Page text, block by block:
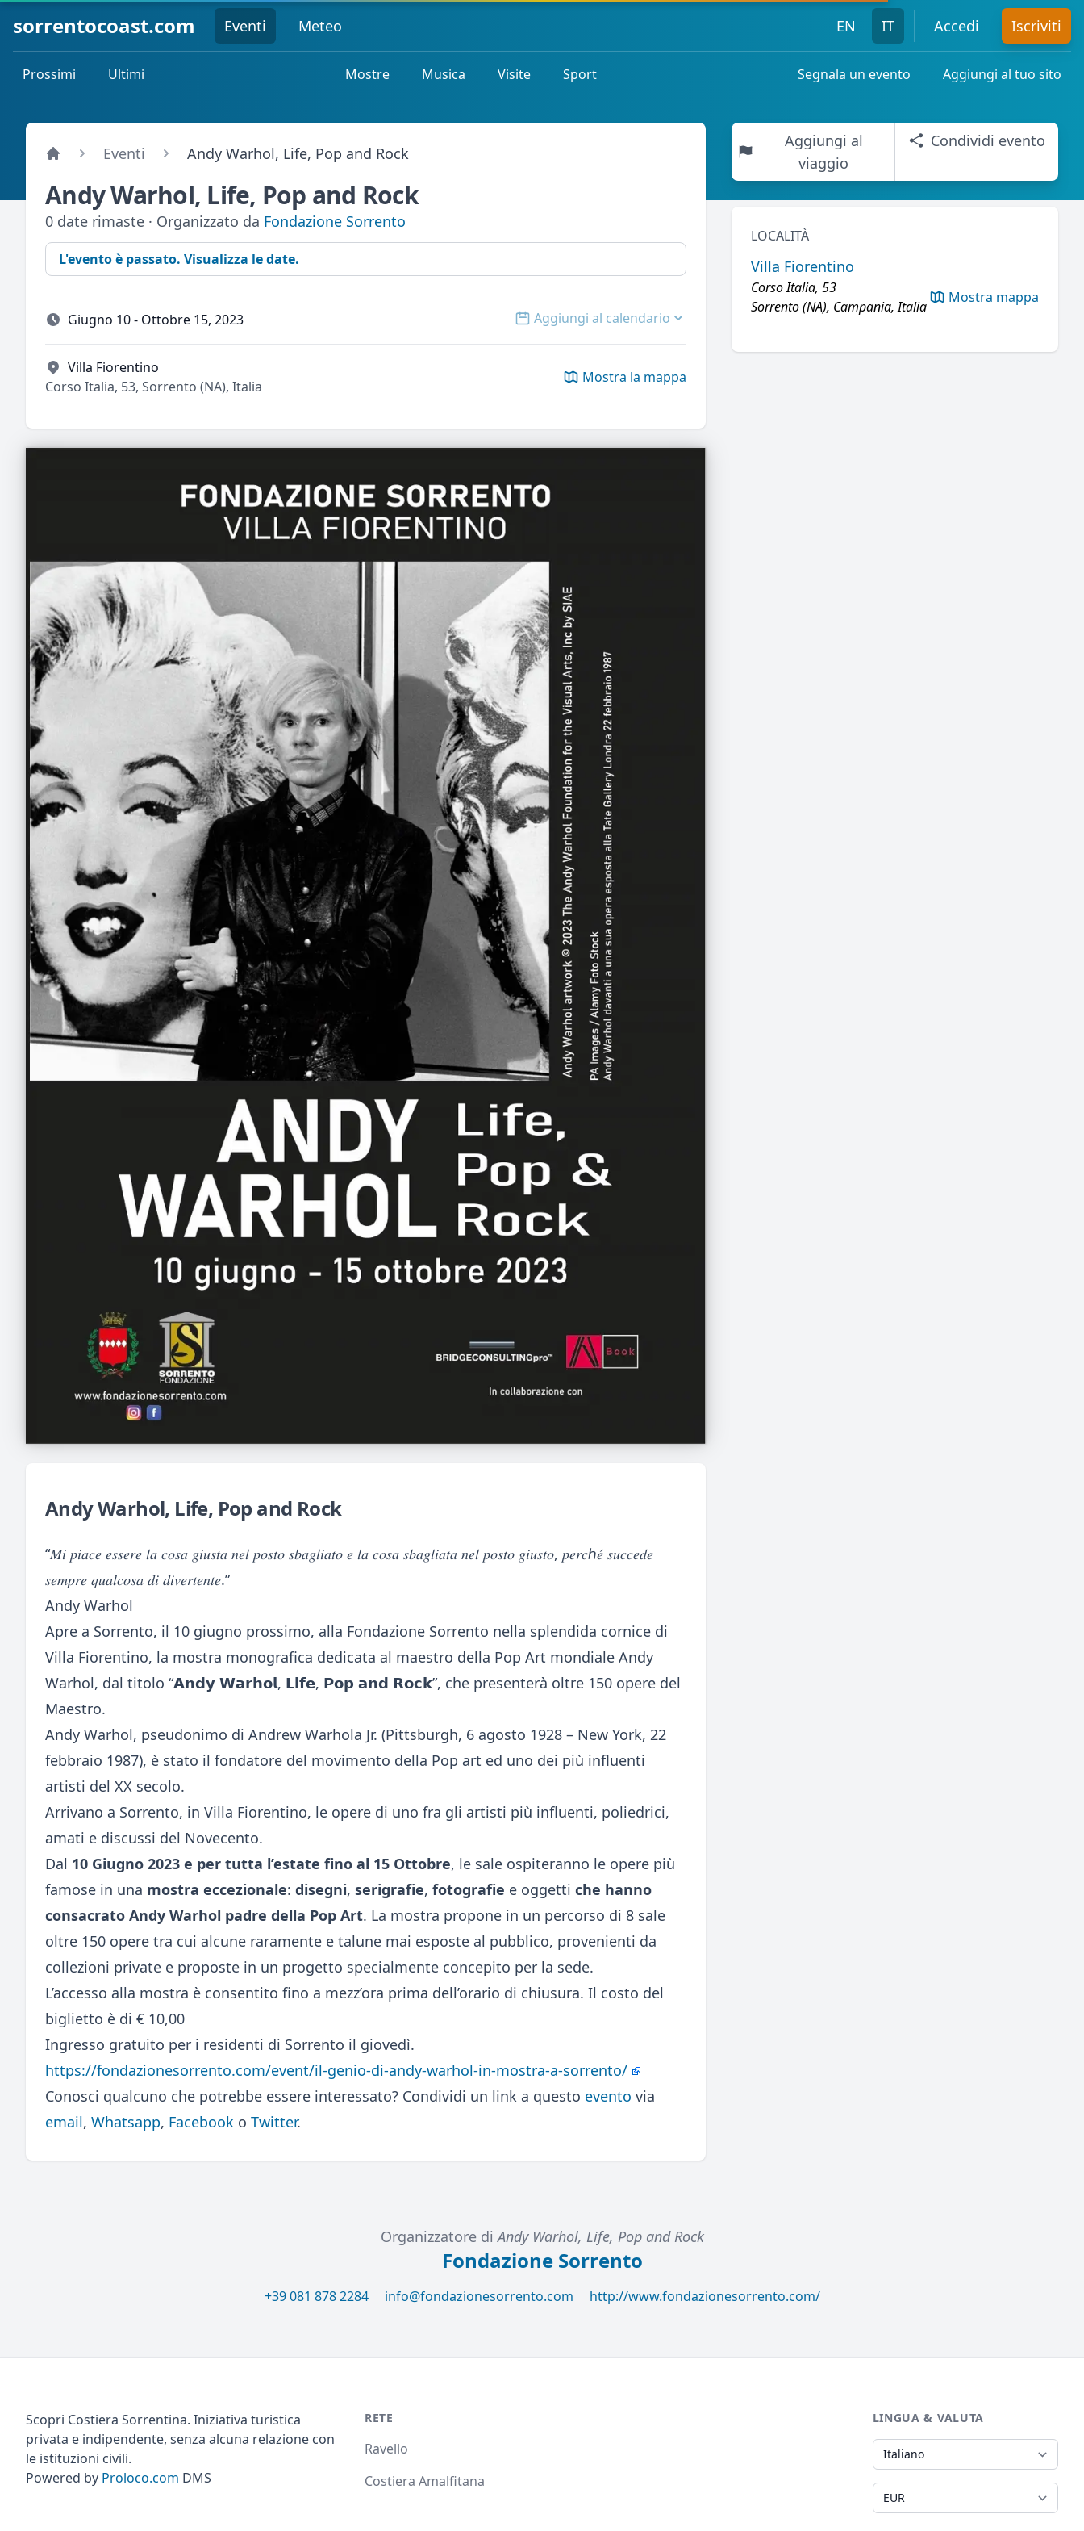
sorrentocoast.com Eventi Meteo EN IT Accedi Iscriviti
Prossimi Ultimi Mostre Musica Visite Sport Segnala un evento Aggiungi al tuo sito
Eventi Andy Warhol, Life, Pop and Rock
Andy Warhol, Life, Pop and Rock
0 date rimaste · Organizzato da Fondazione Sorrento
L'evento è passato. Visualizza le date.
Giugno 10 - Ottobre 15, 2023 Open options
Aggiungi al calendario
Villa Fiorentino
Corso Italia, 53, Sorrento (NA), Italia
Mostra la mappa
Andy Warhol, Life, Pop and Rock
“𝑀𝑖 𝑝𝑖𝑎𝑐𝑒 𝑒𝑠𝑠𝑒𝑟𝑒 𝑙𝑎 𝑐𝑜𝑠𝑎 𝑔𝑖𝑢𝑠𝑡𝑎 𝑛𝑒𝑙 𝑝𝑜𝑠𝑡𝑜 𝑠𝑏𝑎𝑔𝑙𝑖𝑎𝑡𝑜 𝑒 𝑙𝑎 𝑐𝑜𝑠𝑎 𝑠𝑏𝑎𝑔𝑙𝑖𝑎𝑡𝑎 𝑛𝑒𝑙 𝑝𝑜𝑠𝑡𝑜 𝑔𝑖𝑢𝑠𝑡𝑜, 𝑝𝑒𝑟𝑐ℎ𝑒́ 𝑠𝑢𝑐𝑐𝑒𝑑𝑒
𝑠𝑒𝑚𝑝𝑟𝑒 𝑞𝑢𝑎𝑙𝑐𝑜𝑠𝑎 𝑑𝑖 𝑑𝑖𝑣𝑒𝑟𝑡𝑒𝑛𝑡𝑒.”
Andy Warhol
Apre a Sorrento, il 10 giugno prossimo, alla Fondazione Sorrento nella splendida cornice di
Villa Fiorentino, la mostra monografica dedicata al maestro della Pop Art mondiale Andy
Warhol, dal titolo “𝗔𝗻𝗱𝘆 𝗪𝗮𝗿𝗵𝗼𝗹, 𝗟𝗶𝗳𝗲, 𝗣𝗼𝗽 𝗮𝗻𝗱 𝗥𝗼𝗰𝗸”, che presenterà oltre 150 opere del
Maestro.
Andy Warhol, pseudonimo di Andrew Warhola Jr. (Pittsburgh, 6 agosto 1928 – New York, 22
febbraio 1987), è stato il fondatore del movimento della Pop art ed uno dei più influenti
artisti del XX secolo.
Arrivano a Sorrento, in Villa Fiorentino, le opere di uno fra gli artisti più influenti, poliedrici,
amati e discussi del Novecento.
Dal 10 Giugno 2023 e per tutta l’estate fino al 15 Ottobre, le sale ospiteranno le opere più
famose in una mostra eccezionale: disegni, serigrafie, fotografie e oggetti che hanno
consacrato Andy Warhol padre della Pop Art. La mostra propone in un percorso di 8 sale
oltre 150 opere tra cui alcune raramente e talune mai esposte al pubblico, provenienti da
collezioni private e proposte in un progetto specialmente concepito per la sede.
L’accesso alla mostra è consentito fino a mezz’ora prima dell’orario di chiusura. Il costo del
biglietto è di € 10,00
Ingresso gratuito per i residenti di Sorrento il giovedì.
https://fondazionesorrento.com/event/il-genio-di-andy-warhol-in-mostra-a-sorrento/
Conosci qualcuno che potrebbe essere interessato? Condividi un link a questo evento via
email, Whatsapp, Facebook o Twitter.
Aggiungi al
viaggio
Condividi evento
LOCALITÀ
Villa Fiorentino
Corso Italia, 53
Sorrento (NA), Campania, Italia
Mostra mappa
Organizzatore diAndy Warhol, Life, Pop and Rock
Fondazione Sorrento
+39 081 878 2284 info@fondazionesorrento.com http://www.fondazionesorrento.com/
Scopri Costiera Sorrentina. Iniziativa turistica
privata e indipendente, senza alcuna relazione con
le istituzioni civili.
Powered by Proloco.com DMS
RETE
Ravello
Costiera Amalfitana
LINGUA & VALUTA
Lingua
Valuta